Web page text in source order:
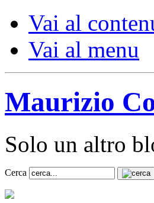
Vai al
Vai al menu
Maurizio
Solo un altro
Cerca